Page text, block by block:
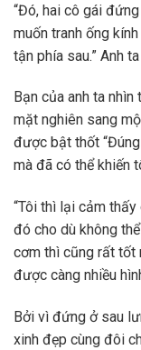
“Đó, hai cô gái
muốn tranh ống
tận phía sau.” Anh
Bạn của anh ta
mặt nghiên sang
được bật thốt
mà đã có thể khiến
“Tôi thì lại cảm
đó cho dù không
cơm thì cũng rất tốt
được càng nhiều
Bởi vì đứng ở sau
xinh đẹp cùng đôi